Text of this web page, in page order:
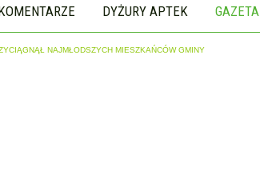
DYŻURY APTEK GAZETA
NAJMŁODSZYCH MIESZKAŃCÓW GMINY